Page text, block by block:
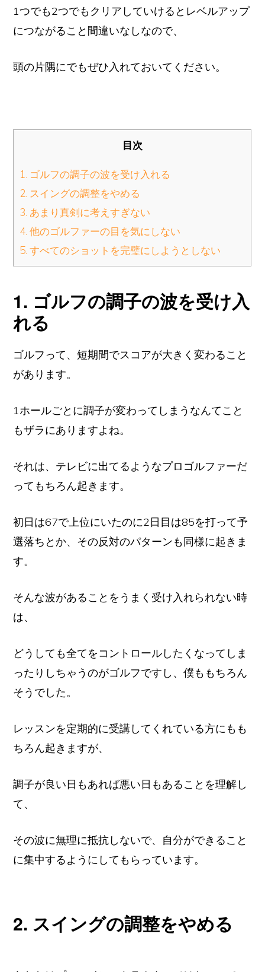
1つでも2つでもクリアしていけるとレベルアップ
につながること間違いなしなので、
頭の片隅にでもぜひ入れておいてください。
目次
1. ゴルフの調子の波を受け入れる
2. スイングの調整をやめる
3. あまり真剣に考えすぎない
4. 他のゴルファーの目を気にしない
5. すべてのショットを完璧にしようとしない
1. ゴルフの調子の波を受け入
れる
ゴルフって、短期間でスコアが大きく変わること
があります。
1ホールごとに調子が変わってしまうなんてこと
もザラにありますよね。
それは、テレビに出てるようなプロゴルファーだ
ってもちろん起きます。
初日は67で上位にいたのに2日目は85を打って予
選落ちとか、その反対のパターンも同様に起きま
す。
そんな波があることをうまく受け入れられない時
は、
どうしても全てをコントロールしたくなってしま
ったりしちゃうのがゴルフですし、僕ももちろん
そうでした。
レッスンを定期的に受講してくれている方にもも
ちろん起きますが、
調子が良い日もあれば悪い日もあることを理解し
て、
その波に無理に抵抗しないで、自分ができること
に集中するようにしてもらっています。
2. スイングの調整をやめる